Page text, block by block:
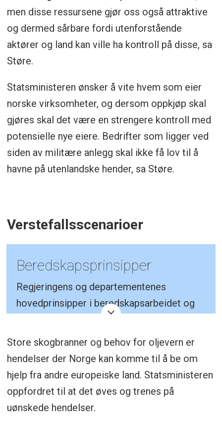
men disse ressursene gjør oss også attraktive
og dermed sårbare fordi utenforstående
aktører og land kan ville ha kontroll på disse, sa
Støre.
Statsministeren ønsker å vite hvem som eier
norske virksomheter, og dersom oppkjøp skal
gjøres skal det være en strengere kontroll med
potensielle nye eiere. Bedrifter som ligger ved
siden av militære anlegg skal ikke få lov til å
havne på utenlandske hender, sa Støre.
Verstefallsscenarioer
Beredskapsprinsipper
Regjeringens og departementenes
hovedprinsipper i beredskapsarbeidet og
grunnleggende prinsipper:
Ansvarsprinsippet. Den organisasjon
som har ansvar for et fagområde i en
normalsituasjon, også har ansvaret for
nødvendige beredskapsforberedelser
Store skogbranner og behov for oljevern er
hendelser der Norge kan komme til å be om
hjelp fra andre europeiske land. Statsministeren
oppfordret til at det øves og trenes på
uønskede hendelser.